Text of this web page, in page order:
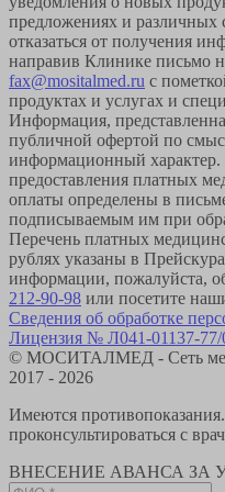
предложениях и различных
отказаться от получения
направив Клинике письмо
fax@mositalmed.ru с
продуктах и услугах и
Информация,
публичной офертой по
информационный
предоставления платных
оплаты определены в
подписываемым им при
Перечень платных
рублях указаны в
информации, пожалуйста,
212-90-98 или посетите
Сведения об обработке
Лицензия № Л041-01137-77/
© МОСИТАЛМЕД - Сеть
2017 - 2026
Имеются
проконсультироваться с
ВНЕСЕНИЕ АВАНСА ЗА